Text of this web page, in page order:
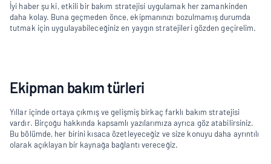
İyi haber şu ki, etkili bir bakım stratejisi uygulamak her zamankinden
daha kolay. Buna geçmeden önce, ekipmanınızı bozulmamış durumda
tutmak için uygulayabileceğiniz en yaygın stratejileri gözden geçirelim.
Ekipman bakım türleri
Yıllar içinde ortaya çıkmış ve gelişmiş birkaç farklı bakım stratejisi
vardır. Birçoğu hakkında kapsamlı yazılarımıza ayrıca göz atabilirsiniz.
Bu bölümde, her birini kısaca özetleyeceğiz ve size konuyu daha ayrıntılı
olarak açıklayan bir kaynağa bağlantı vereceğiz.